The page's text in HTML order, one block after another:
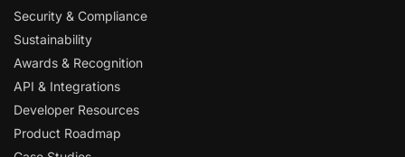
Security & Compliance
Sustainability
Awards & Recognition
API & Integrations
Developer Resources
Product Roadmap